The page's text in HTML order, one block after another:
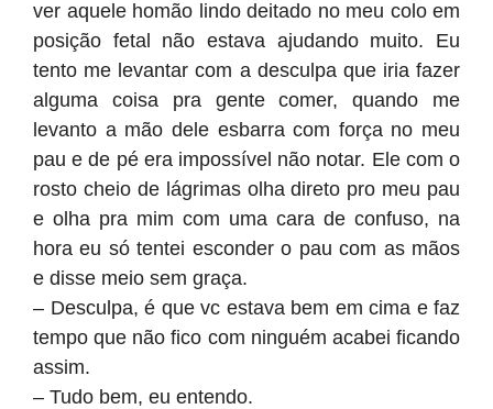
ver aquele homão lindo deitado no meu colo em
posição fetal não estava ajudando muito. Eu
tento me levantar com a desculpa que iria fazer
alguma coisa pra gente comer, quando me
levanto a mão dele esbarra com força no meu
pau e de pé era impossível não notar. Ele com o
rosto cheio de lágrimas olha direto pro meu pau
e olha pra mim com uma cara de confuso, na
hora eu só tentei esconder o pau com as mãos
e disse meio sem graça.
– Desculpa, é que vc estava bem em cima e faz
tempo que não fico com ninguém acabei ficando
assim.
– Tudo bem, eu entendo.